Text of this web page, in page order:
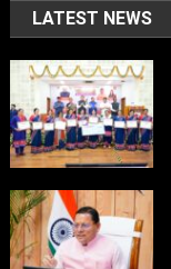
LATEST NEWS